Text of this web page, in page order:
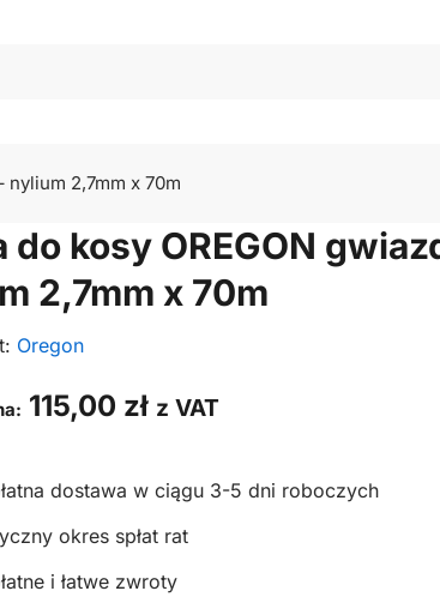
nylium 2,7mm x 70m
do kosy OREGON
2,7mm x 70m
Oregon
115,00 zł z VAT
dostawa w ciągu 3-5 dni roboczych
okres spłat rat
i łatwe zwroty